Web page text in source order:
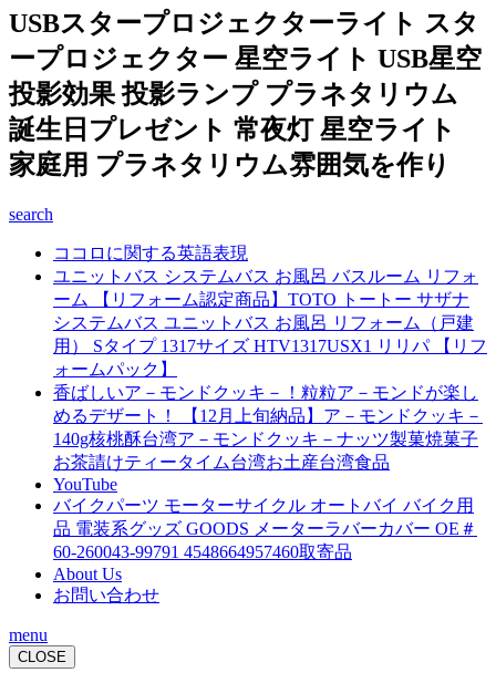
USBスタープロジェクターライト スタ
ープロジェクター 星空ライト USB星空
投影効果 投影ランプ プラネタリウム
誕生日プレゼント 常夜灯 星空ライト
家庭用 プラネタリウム雰囲気を作り
search
ココロに関する英語表現
ユニットバス システムバス お風呂 バスルーム リフォ
ーム 【リフォーム認定商品】TOTO トートー サザナ
システムバス ユニットバス お風呂 リフォーム（戸建
用） Sタイプ 1317サイズ HTV1317USX1 リリパ 【リフ
ォームパック】
香ばしいア－モンドクッキ－！粒粒ア－モンドが楽し
めるデザート！ 【12月上旬納品】ア－モンドクッキ－
140g核桃酥台湾ア－モンドクッキ－ナッツ製菓焼菓子
お茶請けティータイム台湾お土産台湾食品
YouTube
バイクパーツ モーターサイクル オートバイ バイク用
品 電装系グッズ GOODS メーターラバーカバー OE＃
60-260043-99791 4548664957460取寄品
About Us
お問い合わせ
menu
CLOSE